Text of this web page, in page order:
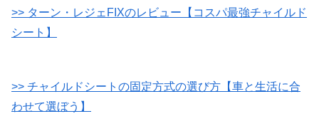
>> ターン・レジェFIXのレビュー【コスパ最強チャイルド
シート】
>> チャイルドシートの固定方式の選び方【車と生活に合
わせて選ぼう】